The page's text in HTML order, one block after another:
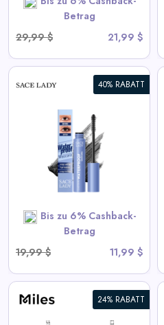
Betrag
29,99 $
21,99 $
40% RABATT
Bis zu 6% Cashback-
Betrag
19,99 $
11,99 $
3D Augenbrauengel |
Wasserdicht, Schnell
Trocknend, Hochpigmentiert
View All Sace Lady Deals
SHOP NOW
24% RABATT